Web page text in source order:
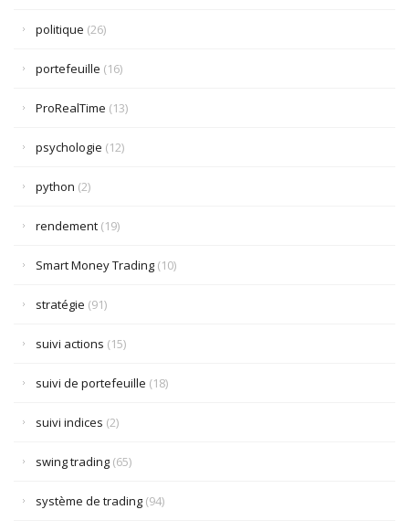
politique (26)
portefeuille (16)
ProRealTime (13)
psychologie (12)
python (2)
rendement (19)
Smart Money Trading (10)
stratégie (91)
suivi actions (15)
suivi de portefeuille (18)
suivi indices (2)
swing trading (65)
système de trading (94)